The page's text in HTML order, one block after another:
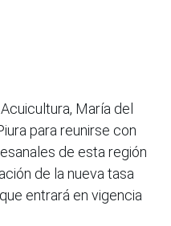
María del
para reunirse con
de esta región
de la nueva tasa
entrará en vigencia